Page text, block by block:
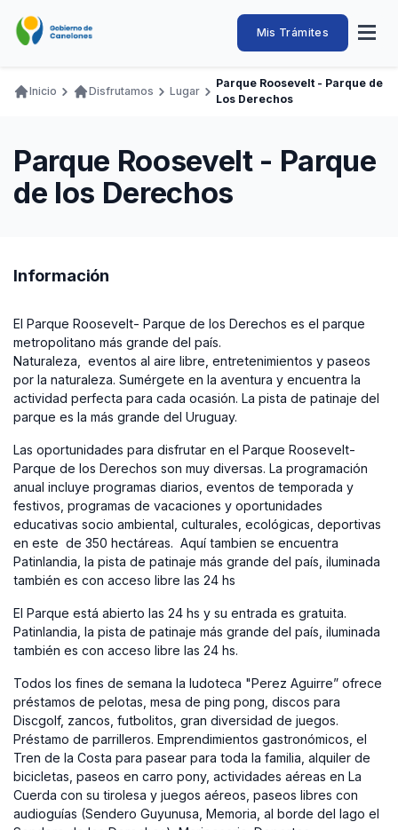
contenido
Intendencia
de
Canelones
Abrir
Navegación
Mis Trámites
Ingresar
Llamados Laborales
Adquisiciones
Ruta
navegación
Inicio Disfrutamos Lugar
Parque Roosevelt - Parque de
Los Derechos
Parque Roosevelt - Parque
de los Derechos
Información
El Parque Roosevelt- Parque de los Derechos es el parque
metropolitano más grande del país.
Naturaleza, eventos al aire libre, entretenimientos y paseos
por la naturaleza. Sumérgete en la aventura y encuentra la
actividad perfecta para cada ocasión. La pista de patinaje del
parque es la más grande del Uruguay.
Las oportunidades para disfrutar en el Parque Roosevelt-
Parque de los Derechos son muy diversas. La programación
anual incluye programas diarios, eventos de temporada y
festivos, programas de vacaciones y oportunidades
educativas socio ambiental, culturales, ecológicas, deportivas
en este de 350 hectáreas. Aquí tambien se encuentra
Patinlandia, la pista de patinaje más grande del país, iluminada
también es con acceso libre las 24 hs
El Parque está abierto las 24 hs y su entrada es gratuita.
Patinlandia, la pista de patinaje más grande del país, iluminada
también es con acceso libre las 24 hs.
Todos los fines de semana la ludoteca "Perez Aguirre” ofrece
préstamos de pelotas, mesa de ping pong, discos para
Discgolf, zancos, futbolitos, gran diversidad de juegos.
Préstamo de parrilleros. Emprendimientos gastronómicos, el
Tren de la Costa para pasear para toda la familia, alquiler de
bicicletas, paseos en carro pony, actividades aéreas en La
Cuerda con su tirolesa y juegos aéreos, paseos libres con
audioguías (Sendero Guyunusa, Memoria, al borde del lago el